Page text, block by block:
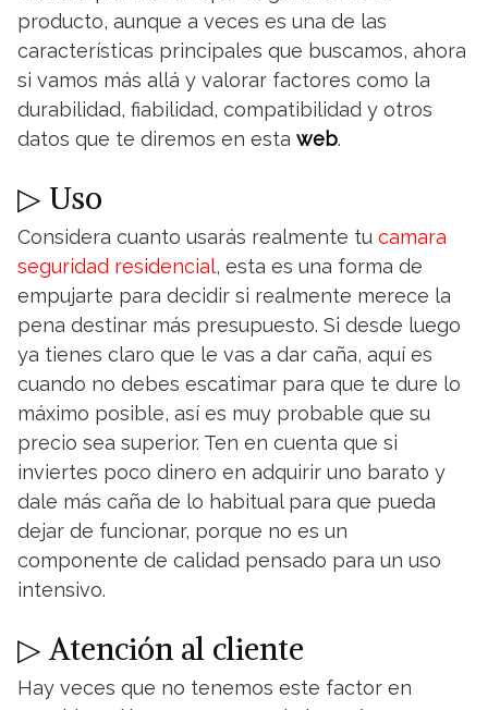
producto, aunque a veces es una de las
características principales que buscamos, ahora
si vamos más allá y valorar factores como la
durabilidad, fiabilidad, compatibilidad y otros
datos que te diremos en esta web.
▷ Uso
Considera cuanto usarás realmente tu camara
seguridad residencial, esta es una forma de
empujarte para decidir si realmente merece la
pena destinar más presupuesto. Si desde luego
ya tienes claro que le vas a dar caña, aquí es
cuando no debes escatimar para que te dure lo
máximo posible, así es muy probable que su
precio sea superior. Ten en cuenta que si
inviertes poco dinero en adquirir uno barato y
dale más caña de lo habitual para que pueda
dejar de funcionar, porque no es un
componente de calidad pensado para un uso
intensivo.
▷ Atención al cliente
Hay veces que no tenemos este factor en